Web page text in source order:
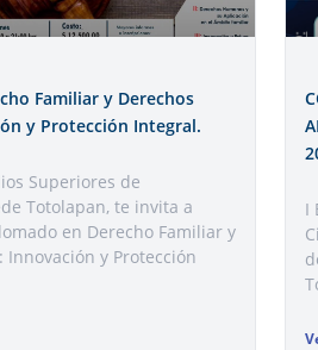
Familiar y Derechos
y Protección Integral.
Superiores de
Totolapan, te invita a
en Derecho Familiar y
Innovación y Protección
I